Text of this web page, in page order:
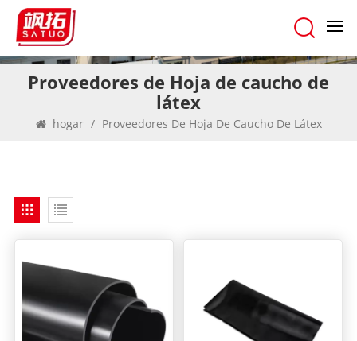
Proveedores de Hoja de caucho de
látex
hogar / Proveedores De Hoja De Caucho De Látex